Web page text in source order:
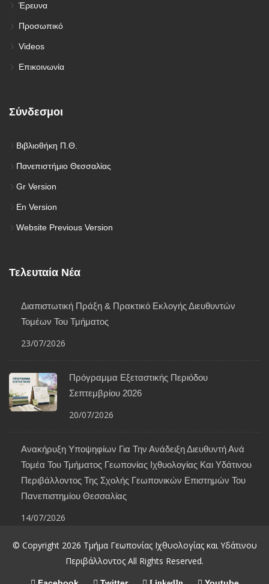
Έρευνα
Προσωπικό
Videos
Επικοινωνία
Σύνδεσμοι
Βιβλιοθήκη Π.Θ.
Πανεπιστήμιο Θεσσαλίας
Gr Version
En Version
Website Previous Version
Τελευταία Νέα
Διαπιστωτική Πράξη & Πρακτικό Εκλογής Διευθυντών
Τομέων Του Τμήματος
23/07/2026
Πρόγραμμα Εξεταστικής Περιόδου
Σεπτεμβρίου 2026
20/07/2026
Ανακήρυξη Υποψηφίων Για Την Ανάδειξη Διευθυντή Ανά
Τομέα Του Τμήματος Γεωπονίας Ιχθυολογίας Και Υδάτινου
Περιβάλλοντος Της Σχολής Γεωπονικών Επιστημών Του
Πανεπιστημίου Θεσσαλίας
14/07/2026
© Copyright 2026 Τμήμα Γεωπονίας Ιχθυολογίας και Υδάτινου
Περιβάλλοντος All Rights Reserved.